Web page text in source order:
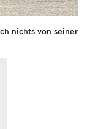
nichts von seiner